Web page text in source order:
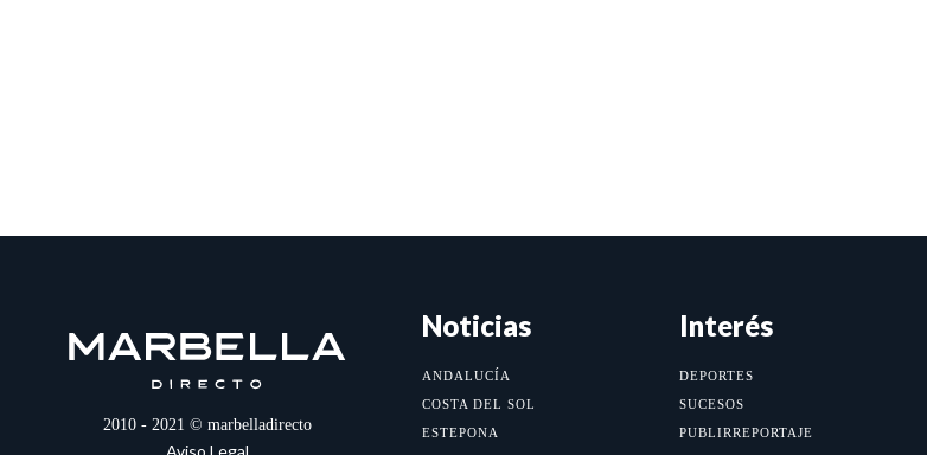
2010 - 2021 © marbelladirecto
Aviso Legal
Noticias
ANDALUCÍA
COSTA DEL SOL
ESTEPONA
Interés
DEPORTES
SUCESOS
PUBLIRREPORTAJE